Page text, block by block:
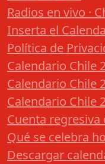
Radios en vivo ·
Inserta el
Política de
Calendario Chile
Calendario Chile
Calendario Chile
Cuenta
Qué se celebra
Descargar